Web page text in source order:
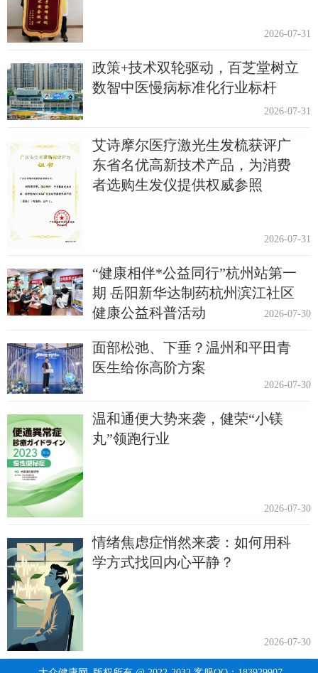
2026-07-31
政策+技术双轮驱动，百芝堂树立
数智中医慢病标准化行业标杆
2026-07-31
艾诗摩尔医疗激光生发梳获评广
东省名优高新技术产品，为消费
者选购生发仪提供权威参照
2026-07-31
“健康相伴*公益同行”杭州站第一
期 岳阳新华达制药杭州滨江社区
健康公益科普活动
2026-07-30
面部松弛、下垂？温州和平田青
医生给你高阶方案
2026-07-30
温和通便大势来袭，健荣“小镁
丸”领跑行业
2026-07-30
情绪焦虑症悄然来袭：如何用科
学方式找回内心平静？
2026-07-30